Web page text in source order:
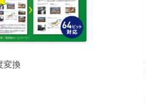
変換